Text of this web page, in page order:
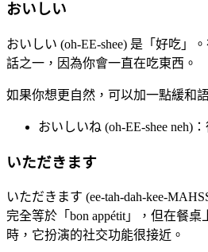
おいしい
おいしい (oh-EE-shee) 是「好吃」
話之一，因為你會一直在吃東西。
如果你想更自然，可以加一點緩和語
おいしいね (oh-EE-shee neh)
いただきます
いただきます (ee-tah-dah-kee-
完全等於「bon appétit」，但在餐
時，它扮演的社交功能很接近。